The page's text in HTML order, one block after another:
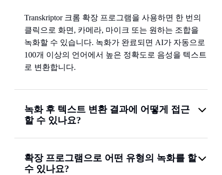
Transkriptor 크롬 확장 프로그램을 사용하면 한 번의
클릭으로 화면, 카메라, 마이크 또는 원하는 조합을
녹화할 수 있습니다. 녹화가 완료되면 AI가 자동으로
100개 이상의 언어에서 높은 정확도로 음성을 텍스트
로 변환합니다.
녹화 후 텍스트 변환 결과에 어떻게 접근
할 수 있나요?
확장 프로그램으로 어떤 유형의 녹화를 할
수 있나요?